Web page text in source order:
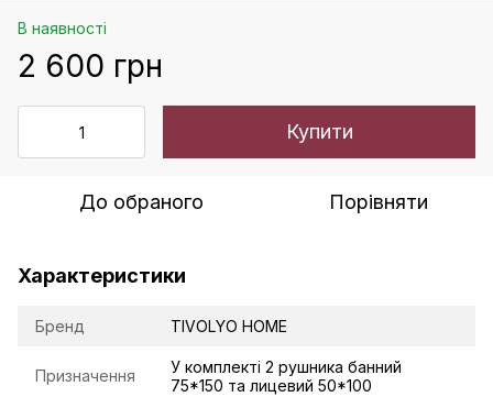
В наявності
2 600 грн
Купити
До обраного Порівняти
Характеристики
Бренд TIVOLYO HOME
Призначення
У комплекті 2 рушника банний
75*150 та лицевий 50*100